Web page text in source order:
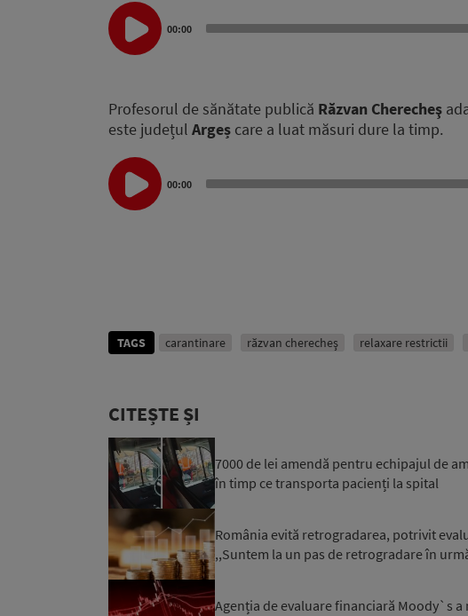
Audio
Player
00:00
Profesorul de sănătate publică Răzvan Cherecheş
este județul Argeș care a luat măsuri dure la timp.
Audio
Player
00:00
TAGS carantinare răzvan cherecheş relaxare restrictii
CITEȘTE ȘI
7000 de lei amendă pentru echipajul de
în timp ce transporta pacienți la spital
România evită retrogradarea, potrivit
,,Suntem la un pas de retrogradare în
Agenția de evaluare financiară Moody`s